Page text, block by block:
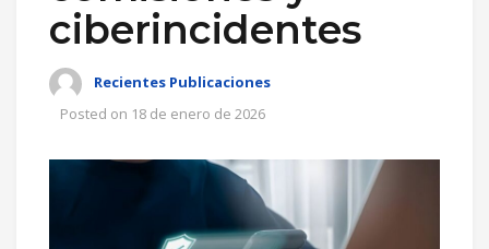
ciberincidentes
Recientes Publicaciones
Posted on 18 de enero de 2026